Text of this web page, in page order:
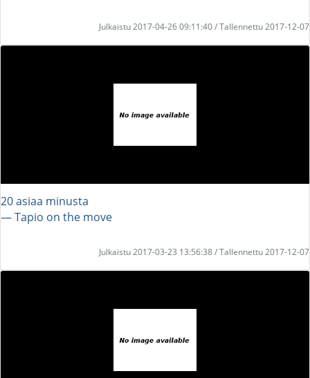
Julkaistu 2017-04-26 09:11:40 / Tallennettu 2017-12-07
20 asiaa minusta
― Tapio on the move
Julkaistu 2017-03-23 13:56:38 / Tallennettu 2017-12-07